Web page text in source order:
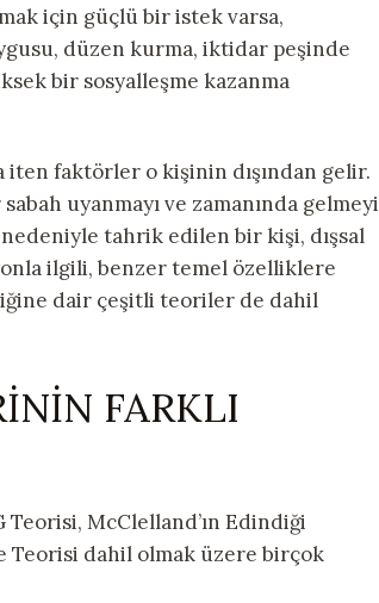
için güçlü bir istek varsa,
düzen kurma, iktidar peşinde
bir sosyalleşme kazanma
faktörler o kişinin dışından gelir.
uyanmayı ve zamanında gelmeyi
tahrik edilen bir kişi, dışsal
ilgili, benzer temel özelliklere
dair çeşitli teoriler de dahil
FARKLI
McClelland’ın Edindiği
Teorisi dahil olmak üzere birçok